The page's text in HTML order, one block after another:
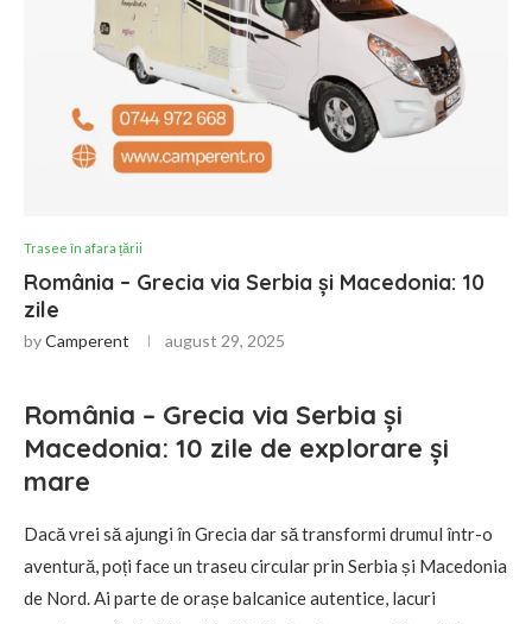
Trasee în afara țării
România – Grecia via Serbia și Macedonia: 10
zile
byCamperent august 29, 2025
România – Grecia via Serbia și
Macedonia: 10 zile de explorare și
mare
Dacă vrei să ajungi în Grecia dar să transformi drumul într-o
aventură, poți face un traseu circular prin Serbia și Macedonia
de Nord. Ai parte de orașe balcanice autentice, lacuri